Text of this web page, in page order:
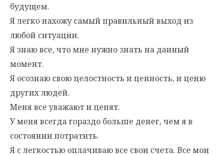
будущем.
Я легко нахожу самый правильный выход из
любой ситуации.
Я знаю все, что мне нужно знать на данный
момент.
Я осознаю свою целостность и ценность, и ценю
других людей.
Меня все уважают и ценят.
У меня всегда гораздо больше денег, чем я в
состоянии потратить.
Я с легкостью оплачиваю все свои счета. Все мои